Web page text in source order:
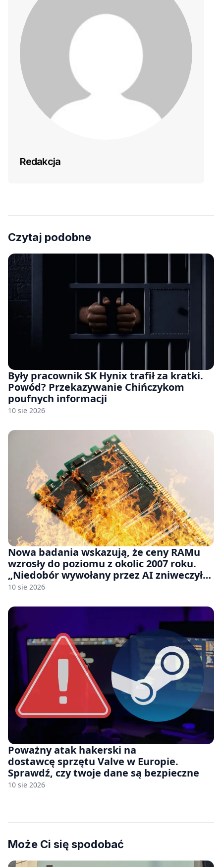
Redakcja
Czytaj podobne
Były pracownik SK Hynix trafił za kratki.
Powód? Przekazywanie Chińczykom
poufnych informacji
10 sie 2026
Nowa badania wskazują, że ceny RAMu
wzrosły do poziomu z okolic 2007 roku.
„Niedobór wywołany przez AI zniweczył
20 lat postępów w ciągu zaledwie kilku
10 sie 2026
Poważny atak hakerski na
dostawcę sprzętu Valve w Europie.
Sprawdź, czy twoje dane są bezpieczne
10 sie 2026
Może Ci się spodobać